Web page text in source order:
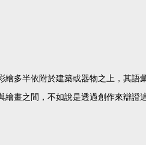
多半依附於建築或器物之上，其語
畫之間，不如說是透過創作來辯證